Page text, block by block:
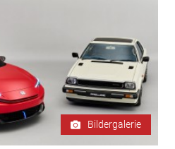
Bildergalerie